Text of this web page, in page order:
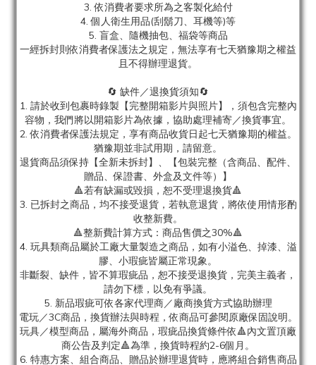
3. 依消費者要求所為之客製化給付
4. 個人衛生用品(刮鬍刀、耳機等)等
5. 盲盒、隨機抽包、福袋等商品
一經拆封則依消費者保護法之規定，無法享有七天猶豫期之權益
且不得辦理退貨。
🔄 缺件／退換貨須知🔄
1. 請於收到包裹時錄製【完整開箱影片與照片】，須包含完整內
容物，我們將以開箱影片為依據，協助處理補寄／換貨事宜。
2. 依消費者保護法規定，享有商品收貨日起七天猶豫期的權益。
猶豫期並非試用期，請留意。
退貨商品須保持【全新未拆封】、【包裝完整（含商品、配件、
贈品、保證書、外盒及文件等）】
🔺若有缺漏或毀損，恕不受理退換貨🔺
3. 已拆封之商品，均不接受退貨，若執意退貨，將依使用情形酌
收整新費。
🔺整新費計算方式：商品售價之30%🔺
4. 玩具類商品屬於工廠大量製造之商品，如有小溢色、掉漆、溢
膠、小瑕疵皆屬正常現象。
非斷裂、缺件，皆不算瑕疵品，恕不接受退換貨，完美主義者，
請勿下標，以免有爭議。
5. 新品瑕疵可依各家代理商／廠商換貨方式協助辦理
電玩／3C商品，換貨辦法與時程，依商品可參閱原廠保固說明。
玩具／模型商品，屬海外商品，瑕疵品換貨條件依🔺內文置頂廠
商公告及判定🔺為準，換貨時程約2-6個月。
6. 特惠方案、組合商品、贈品於辦理退貨時，應將組合銷售商品